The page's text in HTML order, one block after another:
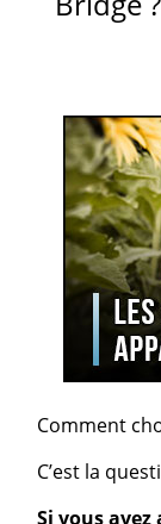
Comment
C’est la
Si vous